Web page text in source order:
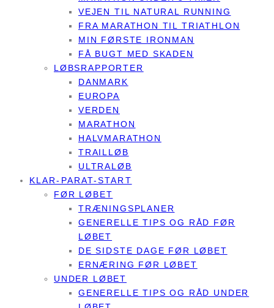
VEJEN TIL NATURAL RUNNING
FRA MARATHON TIL TRIATHLON
MIN FØRSTE IRONMAN
FÅ BUGT MED SKADEN
LØBSRAPPORTER
DANMARK
EUROPA
VERDEN
MARATHON
HALVMARATHON
TRAILLØB
ULTRALØB
KLAR-PARAT-START
FØR LØBET
TRÆNINGSPLANER
GENERELLE TIPS OG RÅD FØR
LØBET
DE SIDSTE DAGE FØR LØBET
ERNÆRING FØR LØBET
UNDER LØBET
GENERELLE TIPS OG RÅD UNDER